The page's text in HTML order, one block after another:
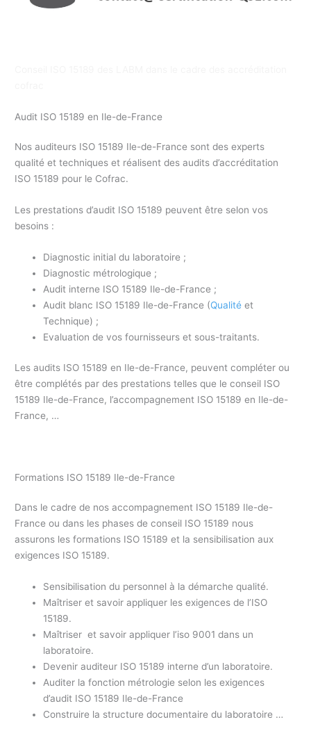
Audit ISO 15189 en Ile-de-France
Nos auditeurs ISO 15189 Ile-de-France sont des experts
qualité et techniques et réalisent des audits d’accréditation
ISO 15189 pour le Cofrac.
Les prestations d’audit ISO 15189 peuvent être selon vos
besoins :
Diagnostic initial du laboratoire ;
Diagnostic métrologique ;
Audit interne ISO 15189 Ile-de-France ;
Audit blanc ISO 15189 Ile-de-France (Qualité et
Technique) ;
Evaluation de vos fournisseurs et sous-traitants.
Les audits ISO 15189 en Ile-de-France, peuvent compléter ou
être complétés par des prestations telles que le conseil ISO
15189 Ile-de-France, l’accompagnement ISO 15189 en Ile-de-
France, …
Formations ISO 15189 Ile-de-France
Dans le cadre de nos accompagnement ISO 15189 Ile-de-
France ou dans les phases de conseil ISO 15189 nous
assurons les formations ISO 15189 et la sensibilisation aux
exigences ISO 15189.
Sensibilisation du personnel à la démarche qualité.
Maîtriser et savoir appliquer les exigences de l’ISO
15189.
Maîtriser et savoir appliquer l’iso 9001 dans un
laboratoire.
Devenir auditeur ISO 15189 interne d’un laboratoire.
Auditer la fonction métrologie selon les exigences
d’audit ISO 15189 Ile-de-France
Construire la structure documentaire du laboratoire …